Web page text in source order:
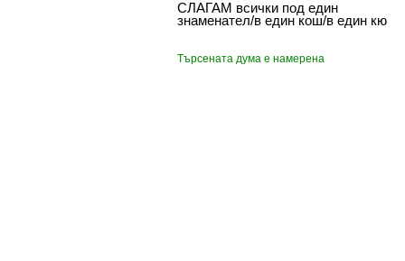
СЛАГАМ всички под един
знаменател/в един кош/в един кю
Търсената дума е намерена